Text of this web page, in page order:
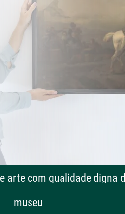
arte com qualidade digna
museu